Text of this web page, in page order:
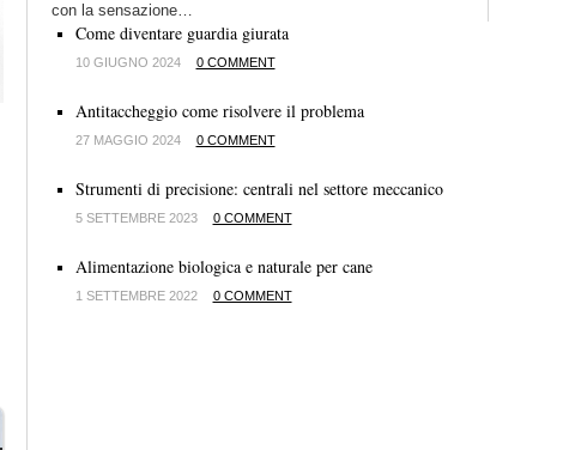
con la sensazione…
Come diventare guardia giurata
10 GIUGNO 2024 0 COMMENT
Antitaccheggio come risolvere il problema
27 MAGGIO 2024 0 COMMENT
Strumenti di precisione: centrali nel settore meccanico
5 SETTEMBRE 2023 0 COMMENT
Alimentazione biologica e naturale per cane
1 SETTEMBRE 2022 0 COMMENT